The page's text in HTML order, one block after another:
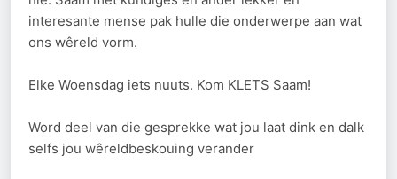
interesante mense pak hulle die onderwerpe aan wat
ons wêreld vorm.
Elke Woensdag iets nuuts. Kom KLETS Saam!
Word deel van die gesprekke wat jou laat dink en dalk
selfs jou wêreldbeskouing verander